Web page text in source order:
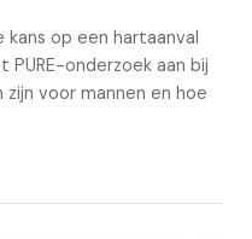
op een hartaanval
onderzoek aan bij
zijn voor mannen en hoe